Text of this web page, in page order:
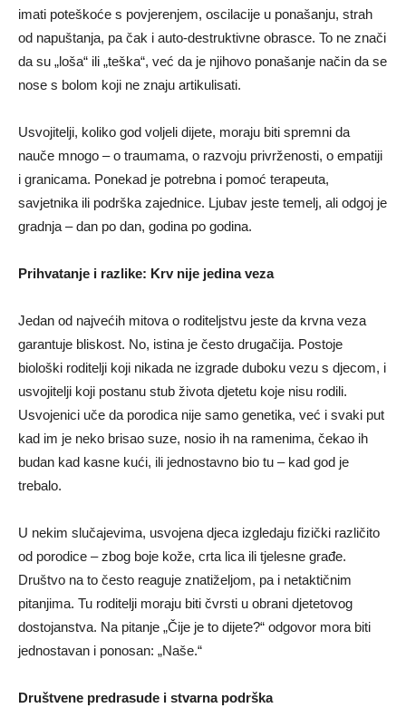
imati poteškoće s povjerenjem, oscilacije u ponašanju, strah
od napuštanja, pa čak i auto-destruktivne obrasce. To ne znači
da su „loša“ ili „teška“, već da je njihovo ponašanje način da se
nose s bolom koji ne znaju artikulisati.
Usvojitelji, koliko god voljeli dijete, moraju biti spremni da
nauče mnogo – o traumama, o razvoju privrženosti, o empatiji
i granicama. Ponekad je potrebna i pomoć terapeuta,
savjetnika ili podrška zajednice. Ljubav jeste temelj, ali odgoj je
gradnja – dan po dan, godina po godina.
Prihvatanje i razlike: Krv nije jedina veza
Jedan od najvećih mitova o roditeljstvu jeste da krvna veza
garantuje bliskost. No, istina je često drugačija. Postoje
biološki roditelji koji nikada ne izgrade duboku vezu s djecom, i
usvojitelji koji postanu stub života djetetu koje nisu rodili.
Usvojenici uče da porodica nije samo genetika, već i svaki put
kad im je neko brisao suze, nosio ih na ramenima, čekao ih
budan kad kasne kući, ili jednostavno bio tu – kad god je
trebalo.
U nekim slučajevima, usvojena djeca izgledaju fizički različito
od porodice – zbog boje kože, crta lica ili tjelesne građe.
Društvo na to često reaguje znatiželjom, pa i netaktičnim
pitanjima. Tu roditelji moraju biti čvrsti u obrani djetetovog
dostojanstva. Na pitanje „Čije je to dijete?“ odgovor mora biti
jednostavan i ponosan: „Naše.“
Društvene predrasude i stvarna podrška